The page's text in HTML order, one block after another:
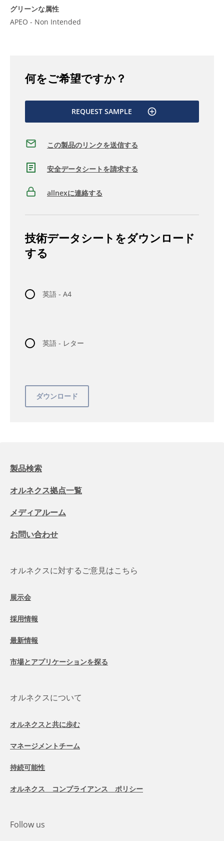
グリーンな属性
APEO - Non Intended
何をご希望ですか？
REQUEST SAMPLE
この製品のリンクを送信する
安全データシートを請求する
allnexに連絡する
技術データシートをダウンロード
する
英語 - A4
英語 - レター
製品検索
オルネクス拠点一覧
メディアルーム
お問い合わせ
オルネクスに対するご意見はこちら
展示会
採用情報
最新情報
市場とアプリケーションを探る
オルネクスについて
オルネクスと共に歩む
マネージメントチーム
持続可能性
オルネクス コンプライアンス ポリシー
Follow us